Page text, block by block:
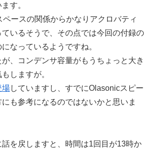
す。
ースの関係からかなりアクロバティ
いるそうで、その点では今回の付録の
なっているようですね。
、コンデンサ容量がもうちょっと大き
しますが。
場していますし、すでにOlasonicスピー
も参考になるのではないかと思いま
を戻しますと、時間は1回目が13時か